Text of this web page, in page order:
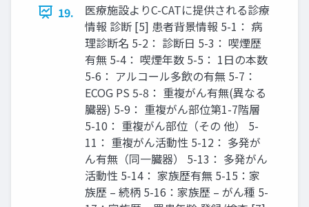
19.
医療施設よりC-CATに提供される診療
情報 診断 [5] 患者背景情報 5-1： 病
理診断名 5-2： 診断日 5-3： 喫煙歴
有無 5-4： 喫煙年数 5-5： 1日の本数
5-6： アルコール多飲の有無 5-7：
ECOG PS 5-8： 重複がん有無(異なる
臓器) 5-9： 重複がん部位第1-7階層
5-10： 重複がん部位（その 他） 5-
11： 重複がん活動性 5-12： 多発が
ん有無（同一臓器） 5-13： 多発がん
活動性 5-14： 家族歴有無 5-15：家
族歴 – 続柄 5-16：家族歴 – がん種 5-